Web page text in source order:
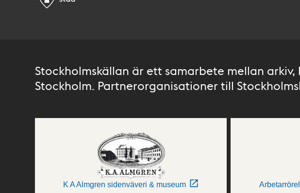
Stockholmskällan är ett samarbete mellan
Stockholm. Partnerorganisationer till
K A Almgren sidenväveri & museum